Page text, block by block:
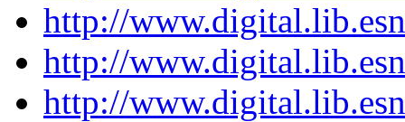
http://
http://
http://